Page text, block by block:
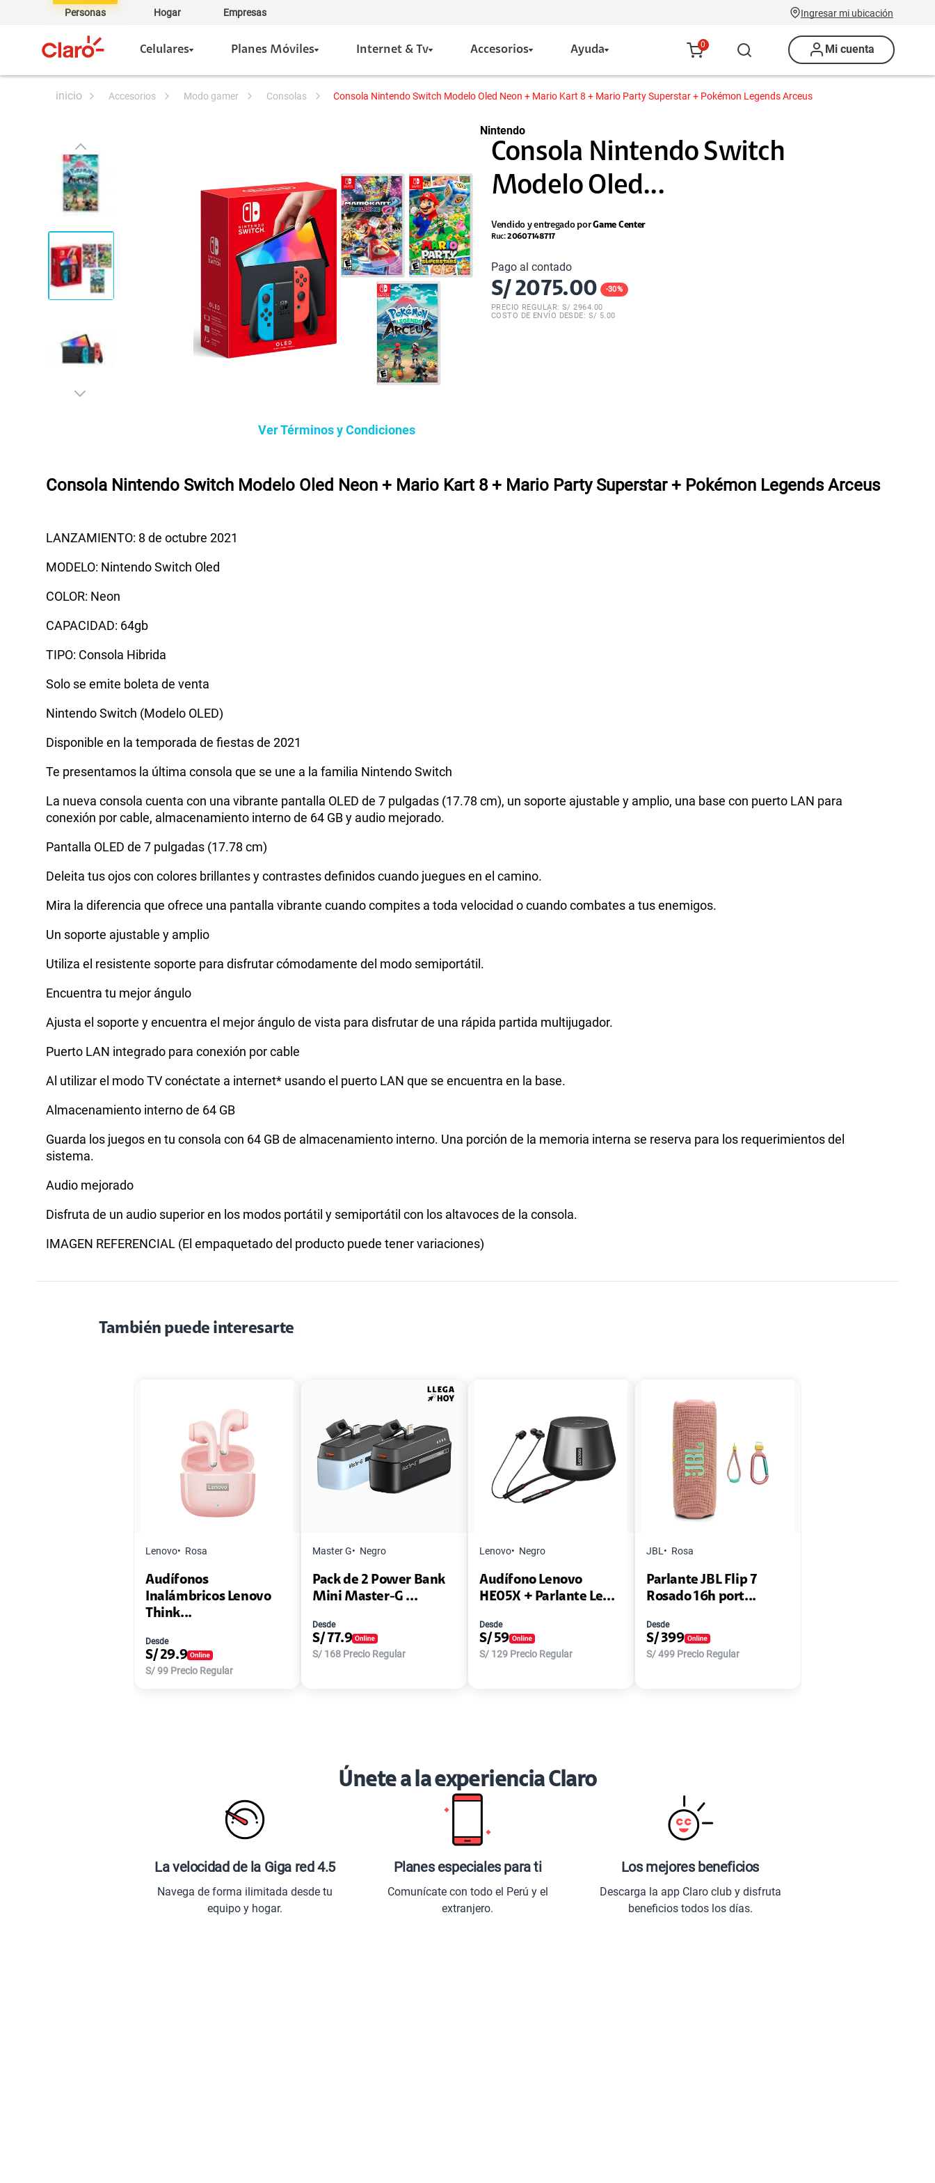
Personas Hogar Empresas Ingresar mi ubicación
Celulares Planes Móviles Internet & Tv Accesorios Ayuda 0 Mi cuenta
accesorios modo gamer consolas Consola Nintendo Switch Modelo Oled Neon + Mario Kart 8 + Mario Party Superstar + Pokémon Legends Arceus
Ver Términos y Condiciones
Nintendo
Consola Nintendo Switch
Modelo Oled...
Vendido y entregado porGame Center
Ruc:20607148717
Pago al contado
S/ 2075.00 -30%
PRECIO REGULAR: S/2964.00
COSTO DE ENVÍO DESDE: S/ 5.00
Consola Nintendo Switch Modelo Oled Neon + Mario Kart 8 + Mario Party Superstar + Pokémon Legends Arceus
LANZAMIENTO: 8 de octubre 2021
MODELO: Nintendo Switch Oled
COLOR: Neon
CAPACIDAD: 64gb
TIPO: Consola Hibrida
Solo se emite boleta de venta
Nintendo Switch (Modelo OLED)
Disponible en la temporada de fiestas de 2021
Te presentamos la última consola que se une a la familia Nintendo Switch
La nueva consola cuenta con una vibrante pantalla OLED de 7 pulgadas (17.78 cm), un soporte ajustable y amplio, una base con puerto LAN para
conexión por cable, almacenamiento interno de 64 GB y audio mejorado.
Pantalla OLED de 7 pulgadas (17.78 cm)
Deleita tus ojos con colores brillantes y contrastes definidos cuando juegues en el camino.
Mira la diferencia que ofrece una pantalla vibrante cuando compites a toda velocidad o cuando combates a tus enemigos.
Un soporte ajustable y amplio
Utiliza el resistente soporte para disfrutar cómodamente del modo semiportátil.
Encuentra tu mejor ángulo
Ajusta el soporte y encuentra el mejor ángulo de vista para disfrutar de una rápida partida multijugador.
Puerto LAN integrado para conexión por cable
Al utilizar el modo TV conéctate a internet* usando el puerto LAN que se encuentra en la base.
Almacenamiento interno de 64 GB
Guarda los juegos en tu consola con 64 GB de almacenamiento interno. Una porción de la memoria interna se reserva para los requerimientos del
sistema.
Audio mejorado
Disfruta de un audio superior en los modos portátil y semiportátil con los altavoces de la consola.
IMAGEN REFERENCIAL (El empaquetado del producto puede tener variaciones)
También puede interesarte
Lenovo Rosa
Audífonos
Inalámbricos Lenovo
Think...
Desde
S/ 29.9
S/99 Precio Regular
Master G Negro
Pack de 2 Power Bank
Mini Master-G ...
Desde
S/77.9
S/ 168 Precio Regular
Lenovo Negro
Audífono Lenovo
HE05X + Parlante Le...
Desde
S/ 59
S/ 129 Precio Regular
JBL Rosa
Parlante JBL Flip 7
Rosado 16h port...
Desde
S/ 399
S/499 Precio Regular
Únete a la experiencia Claro
La velocidad de la Giga red 4.5
Navega de forma ilimitada desde tu
equipo y hogar.
Planes especiales para ti
Comunícate con todo el Perú y el
extranjero.
Los mejores beneficios
Descarga la app Claro club y disfruta
beneficios todos los días.